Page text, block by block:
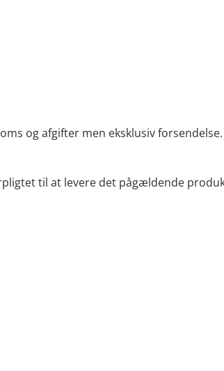
og afgifter men eksklusiv
til at levere det pågældende